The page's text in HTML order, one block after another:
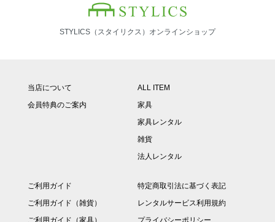
STYLICS（スタイリクス）オンラインショップ
当店について
会員特典のご案内
ALL ITEM
家具
家具レンタル
雑貨
法人レンタル
ご利用ガイド
ご利用ガイド（雑貨）
ご利用ガイド（家具）
特定商取引法に基づく表記
レンタルサービス利用規約
プライバシーポリシー